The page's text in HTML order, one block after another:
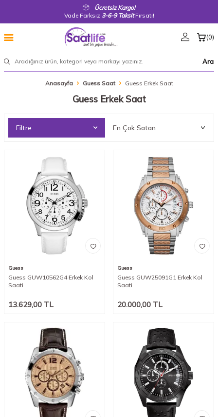
Ücretsiz Kargo!
Vade Farksız 3-6-9 TaksitFırsatı!
Ara
(0)
Anasayfa Guess Saat Guess Erkek Saat
Guess Erkek Saat
Filtre
Guess
Guess GUW10562G4 Erkek Kol
Saati
13.629,00 TL
Guess
Guess GUW25091G1 Erkek Kol
Saati
20.000,00 TL